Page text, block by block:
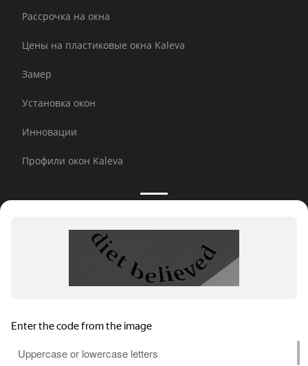
Рассрочка на окна
Цены на пластиковые окна Kaleva
Замер
Установка окон
Инновации
Профили окон Kaleva
Принимаем к оплате:
E-mail рассылка